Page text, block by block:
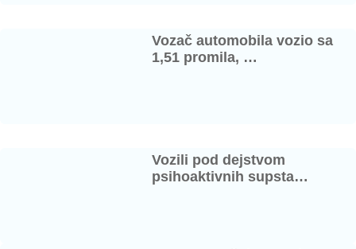
Vozač automobila vozio sa
1,51 promila, …
Vozili pod dejstvom
psihoaktivnih supsta…